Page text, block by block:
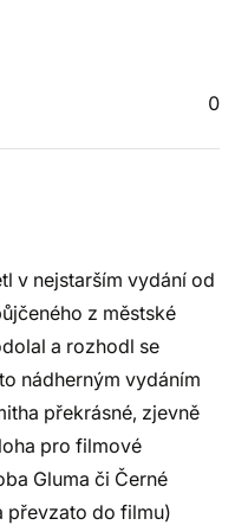
0
v nejstarším vydání od
z městské
a rozhodl se
nádherným vydáním
překrásné, zjevně
pro filmové
Gluma či Černé
do filmu)